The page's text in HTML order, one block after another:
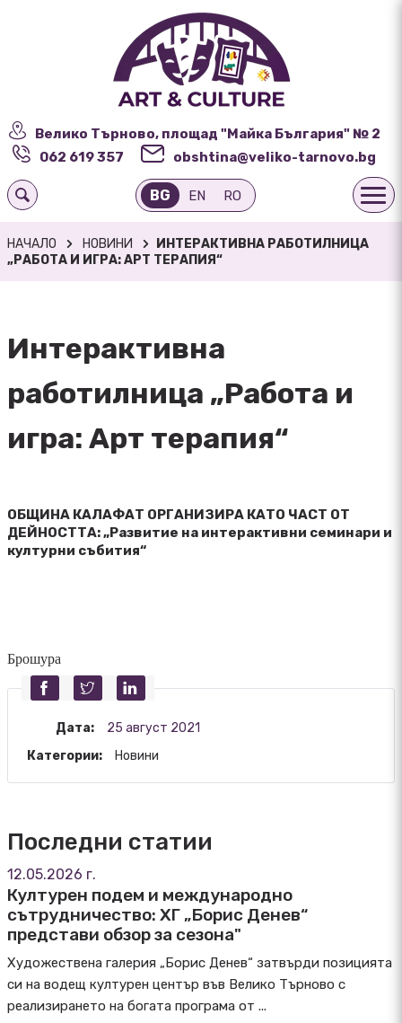
Велико Търново, площад "Майка България" № 2
062 619 357
obshtina@veliko-tarnovo.bg
BG EN RO
НАЧАЛО НОВИНИ
ИНТЕРАКТИВНА РАБОТИЛНИЦА
„РАБОТА И ИГРА: АРТ ТЕРАПИЯ“
Интерактивна
работилница „Работа и
игра: Арт терапия“
ОБЩИНА КАЛАФАТ ОРГАНИЗИРА КАТО ЧАСТ ОТ
ДЕЙНОСТТА: „Развитие на интерактивни семинари и
културни събития“
Брошура
Дата:
25 август 2021
Категории:
Новини
Последни статии
12.05.2026 г.
Културен подем и международно
сътрудничество: ХГ „Борис Денев“
представи обзор за сезона"
Художествена галерия „Борис Денев“ затвърди позицията
си на водещ културен център във Велико Търново с
реализирането на богата програма от ...